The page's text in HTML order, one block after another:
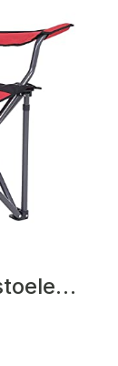
Hendrix Campingstoelen Zwart,Rood